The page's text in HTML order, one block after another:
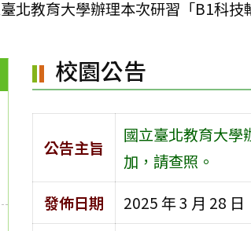
北教育大學辦理本次研習「B1科
校園公告
公告主旨
國立臺北教育大學
加，請查照。
發佈日期
2025 年 3 月 28 日